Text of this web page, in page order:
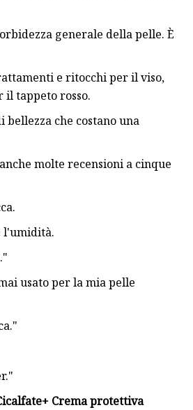
generale della pelle. È
e ritocchi per il viso,
tappeto rosso.
che costano una
molte recensioni a cinque
l'umidità.
usato per la mia pelle
Crema protettiva